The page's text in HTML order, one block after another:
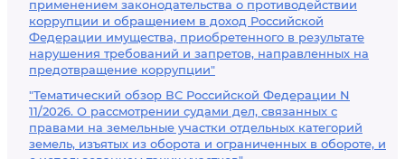
применением законодательства о противодействии
коррупции и обращением в доход Российской
Федерации имущества, приобретенного в результате
нарушения требований и запретов, направленных на
предотвращение коррупции"
"Тематический обзор ВС Российской Федерации N
11/2026. О рассмотрении судами дел, связанных с
правами на земельные участки отдельных категорий
земель, изъятых из оборота и ограниченных в обороте, и